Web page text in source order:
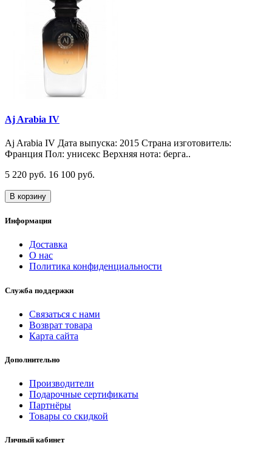
Aj Arabia IV
Aj Arabia IV Дата выпуска: 2015 Страна изготовитель:
Франция Пол: унисекс Верхняя нота: берга..
5 220 руб. 16 100 руб.
В корзину
Информация
Доставка
О нас
Политика конфиденциальности
Служба поддержки
Связаться с нами
Возврат товара
Карта сайта
Дополнительно
Производители
Подарочные сертификаты
Партнёры
Товары со скидкой
Личный кабинет